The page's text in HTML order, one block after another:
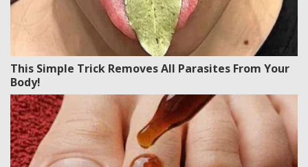
This Simple Trick Removes All Parasites From Your
Body!